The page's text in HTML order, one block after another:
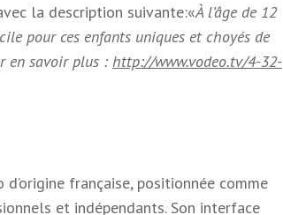
la description suivante:«À l’âge de 12
pour ces enfants uniques et choyés de
en savoir plus : http://www.vodeo.tv/4-32-
française, positionnée comme
et indépendants. Son interface